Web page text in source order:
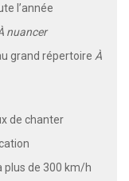
l’année
nuancer
grand répertoire À
de chanter
plus de 300 km/h